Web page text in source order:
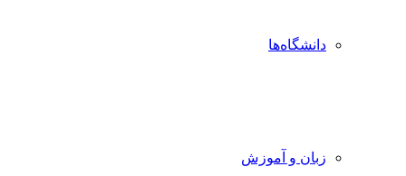
دانشگاه‌ها
زبان و آموزش